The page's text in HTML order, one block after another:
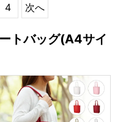
4 次へ
トバッグ(A4サイ